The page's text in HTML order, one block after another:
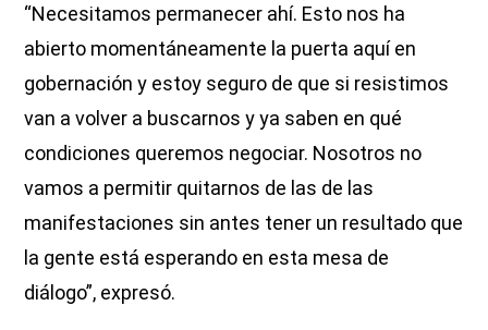
“Necesitamos permanecer ahí. Esto nos ha
abierto momentáneamente la puerta aquí en
gobernación y estoy seguro de que si resistimos
van a volver a buscarnos y ya saben en qué
condiciones queremos negociar. Nosotros no
vamos a permitir quitarnos de las de las
manifestaciones sin antes tener un resultado que
la gente está esperando en esta mesa de
diálogo”, expresó.